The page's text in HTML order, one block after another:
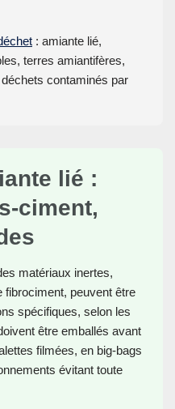
: amiante lié,
terres amiantifères,
contaminés par
lié :
ciment,
matériaux inertes,
peuvent être
spécifiques, selon les
être emballés avant
filmées, en big-bags
évitant toute